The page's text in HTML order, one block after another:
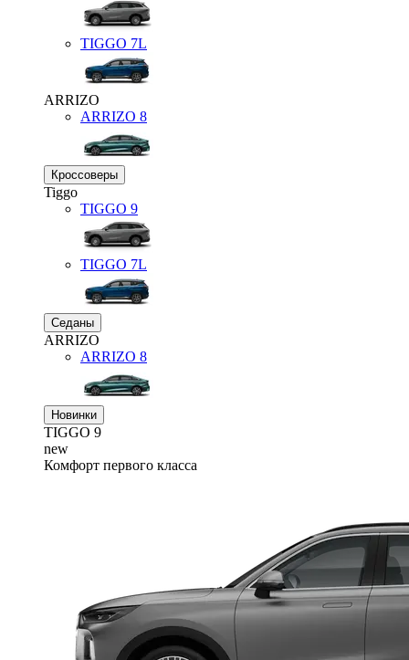
TIGGO 7L
ARRIZO
ARRIZO 8
Кроссоверы
Tiggo
TIGGO 9
TIGGO 7L
Седаны
ARRIZO
ARRIZO 8
Новинки
TIGGO 9
new
Комфорт первого класса